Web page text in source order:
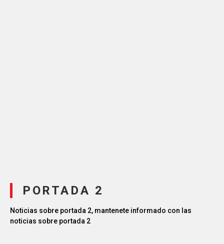
PORTADA 2
Noticias sobre portada 2, mantenete informado con las
noticias sobre portada 2